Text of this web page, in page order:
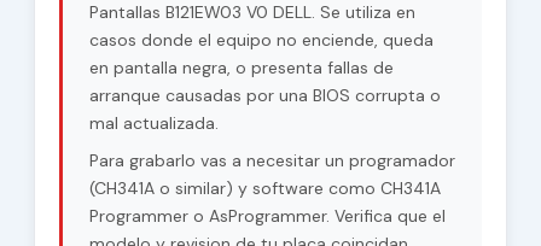
Pantallas B121EW03 V0 DELL. Se utiliza en
casos donde el equipo no enciende, queda
en pantalla negra, o presenta fallas de
arranque causadas por una BIOS corrupta o
mal actualizada.
Para grabarlo vas a necesitar un programador
(CH341A o similar) y software como CH341A
Programmer o AsProgrammer. Verifica que el